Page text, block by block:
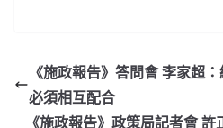
《施政報告》答問會 李家超
必須相互配合
《施政報告》政策局記者會